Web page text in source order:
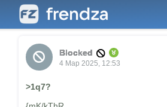
Blocked
4 Мар 2025, 12:53
>1q7?